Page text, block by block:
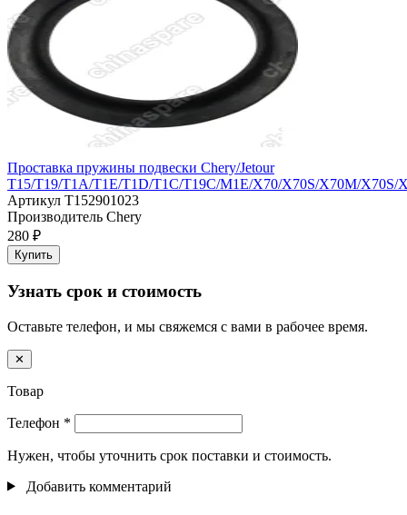
Проставка пружины подвески Chery/Jetour
T15/T19/T1A/T1E/T1D/T1C/T19C/M1E/X70/X70S/X70M/X70S/
Артикул T152901023
Производитель Chery
280 ₽
Купить
Узнать срок и стоимость
Оставьте телефон, и мы свяжемся с вами в рабочее время.
✕
Товар
Телефон *
Нужен, чтобы уточнить срок поставки и стоимость.
Добавить комментарий